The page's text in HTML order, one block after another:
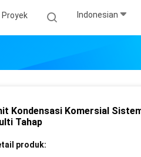
Proyek Indonesian
Kondensasi Komersial
Tahap
produk: